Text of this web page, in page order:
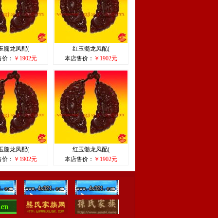
髓龙凤配(
： ￥1902元
红玉髓龙凤配(
本店售价： ￥1902元
髓龙凤配(
： ￥1902元
红玉髓龙凤配(
本店售价： ￥1902元